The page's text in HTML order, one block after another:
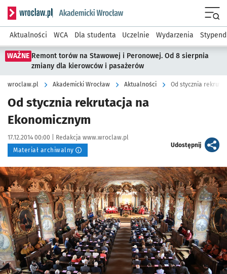
Serwis informacyjny wroclaw.pl podserwis: Akademicki
Aktualności WCA Dla studenta Uczelnie Wydarzenia
WAŻNE Remont torów na Stawowej i Peronowej. Od 8 sierpnia
zmiany dla kierowców i pasażerów
wroclaw.pl Akademicki Wrocław Aktualności Od stycznia
Od stycznia rekrutacja na
Ekonomicznym
Data publikacji:
17.12.2014 00:00 | Autor:
Redakcja www.wroclaw.pl
Materiał archiwalny
Udostępnijartykuł
Kliknij, aby powiększyć